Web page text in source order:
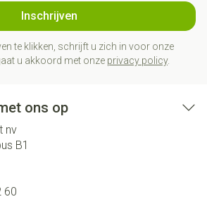
Inschrijven
te klikken, schrijft u zich in voor onze
u akkoord met onze privacy policy.
ons op
nv
B1
60